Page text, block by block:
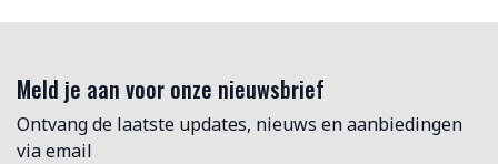
Meld je aan voor onze nieuwsbrief
Ontvang de laatste updates, nieuws en aanbiedingen
via email